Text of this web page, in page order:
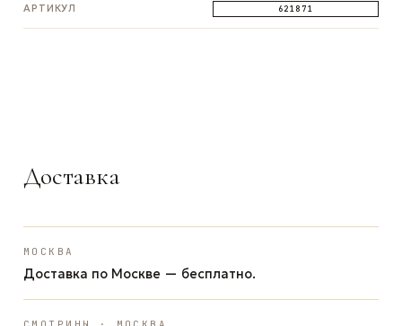
АРТИКУЛ 621871
Доставка
МОСКВА
Доставка по Москве — бесплатно.